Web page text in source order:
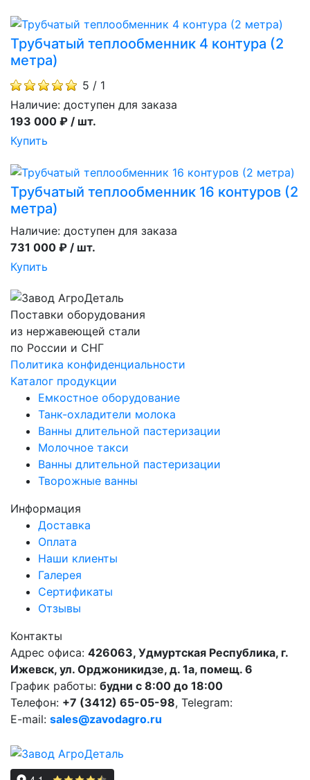
Трубчатый теплообменник 4 контура (2
метра)
5 / 1
Наличие: доступен для заказа
193 000 ₽ / шт.
Купить
Трубчатый теплообменник 16 контуров (2
метра)
Наличие: доступен для заказа
731 000 ₽ / шт.
Купить
Поставки оборудования
из нержавеющей стали
по России и СНГ
Политика конфиденциальности
Каталог продукции
Емкостное оборудование
Танк-охладители молока
Ванны длительной пастеризации
Молочное такси
Ванны длительной пастеризации
Творожные ванны
Информация
Доставка
Оплата
Наши клиенты
Галерея
Сертификаты
Отзывы
Контакты
Адрес офиса: 426063, Удмуртская Республика, г.
Ижевск, ул. Орджоникидзе, д. 1а, помещ. 6
График работы: будни с 8:00 до 18:00
Телефон: +7 (3412) 65-05-98, Telegram:
E-mail: sales@zavodagro.ru